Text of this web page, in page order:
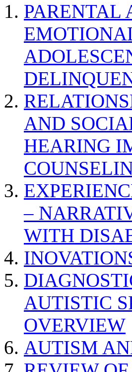
PARENTAL
AND
HEARING
–
WITH
AUTISTIC
OVERVIEW
AUTISM